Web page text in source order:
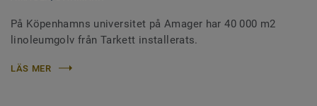
På Köpenhamns universitet på Amager har 40 000 m2
linoleumgolv från Tarkett installerats.
LÄS MER